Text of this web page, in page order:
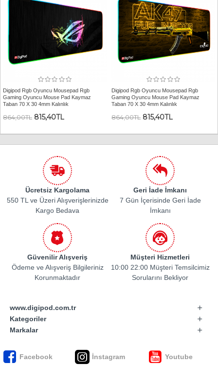
Digipod Rgb Oyuncu Mousepad Rgb
Gaming Oyuncu Mouse Pad Kaymaz
Taban 70 X 30 4mm Kalınlık
864,00TL 815,40TL
Digipod Rgb Oyuncu Mousepad Rgb
Gaming Oyuncu Mouse Pad Kaymaz
Taban 70 X 30 4mm Kalınlık
864,00TL 815,40TL
Ücretsiz Kargolama
550 TL ve Üzeri Alışverişlerinizde
Kargo Bedava
Geri İade İmkanı
7 Gün İçerisinde Geri İade
İmkanı
Güvenilir Alışveriş
Ödeme ve Alışveriş Bilgileriniz
Korunmaktadır
Müşteri Hizmetleri
10:00 22:00 Müşteri Temsilcimiz
Sorularını Bekliyor
www.digipod.com.tr
Kategoriler
Markalar
Facebook İnstagram Youtube